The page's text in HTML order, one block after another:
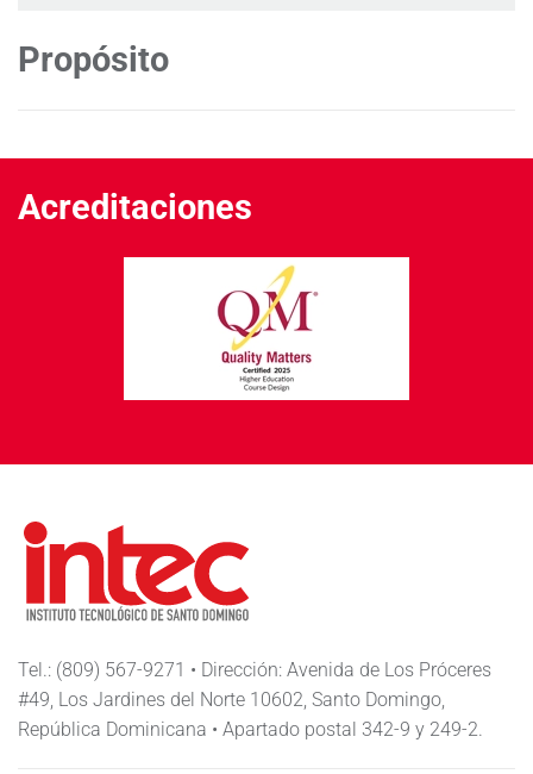
Propósito
Acreditaciones
Tel.: (809) 567-9271 • Dirección: Avenida de Los Próceres
#49, Los Jardines del Norte 10602, Santo Domingo,
República Dominicana • Apartado postal 342-9 y 249-2.